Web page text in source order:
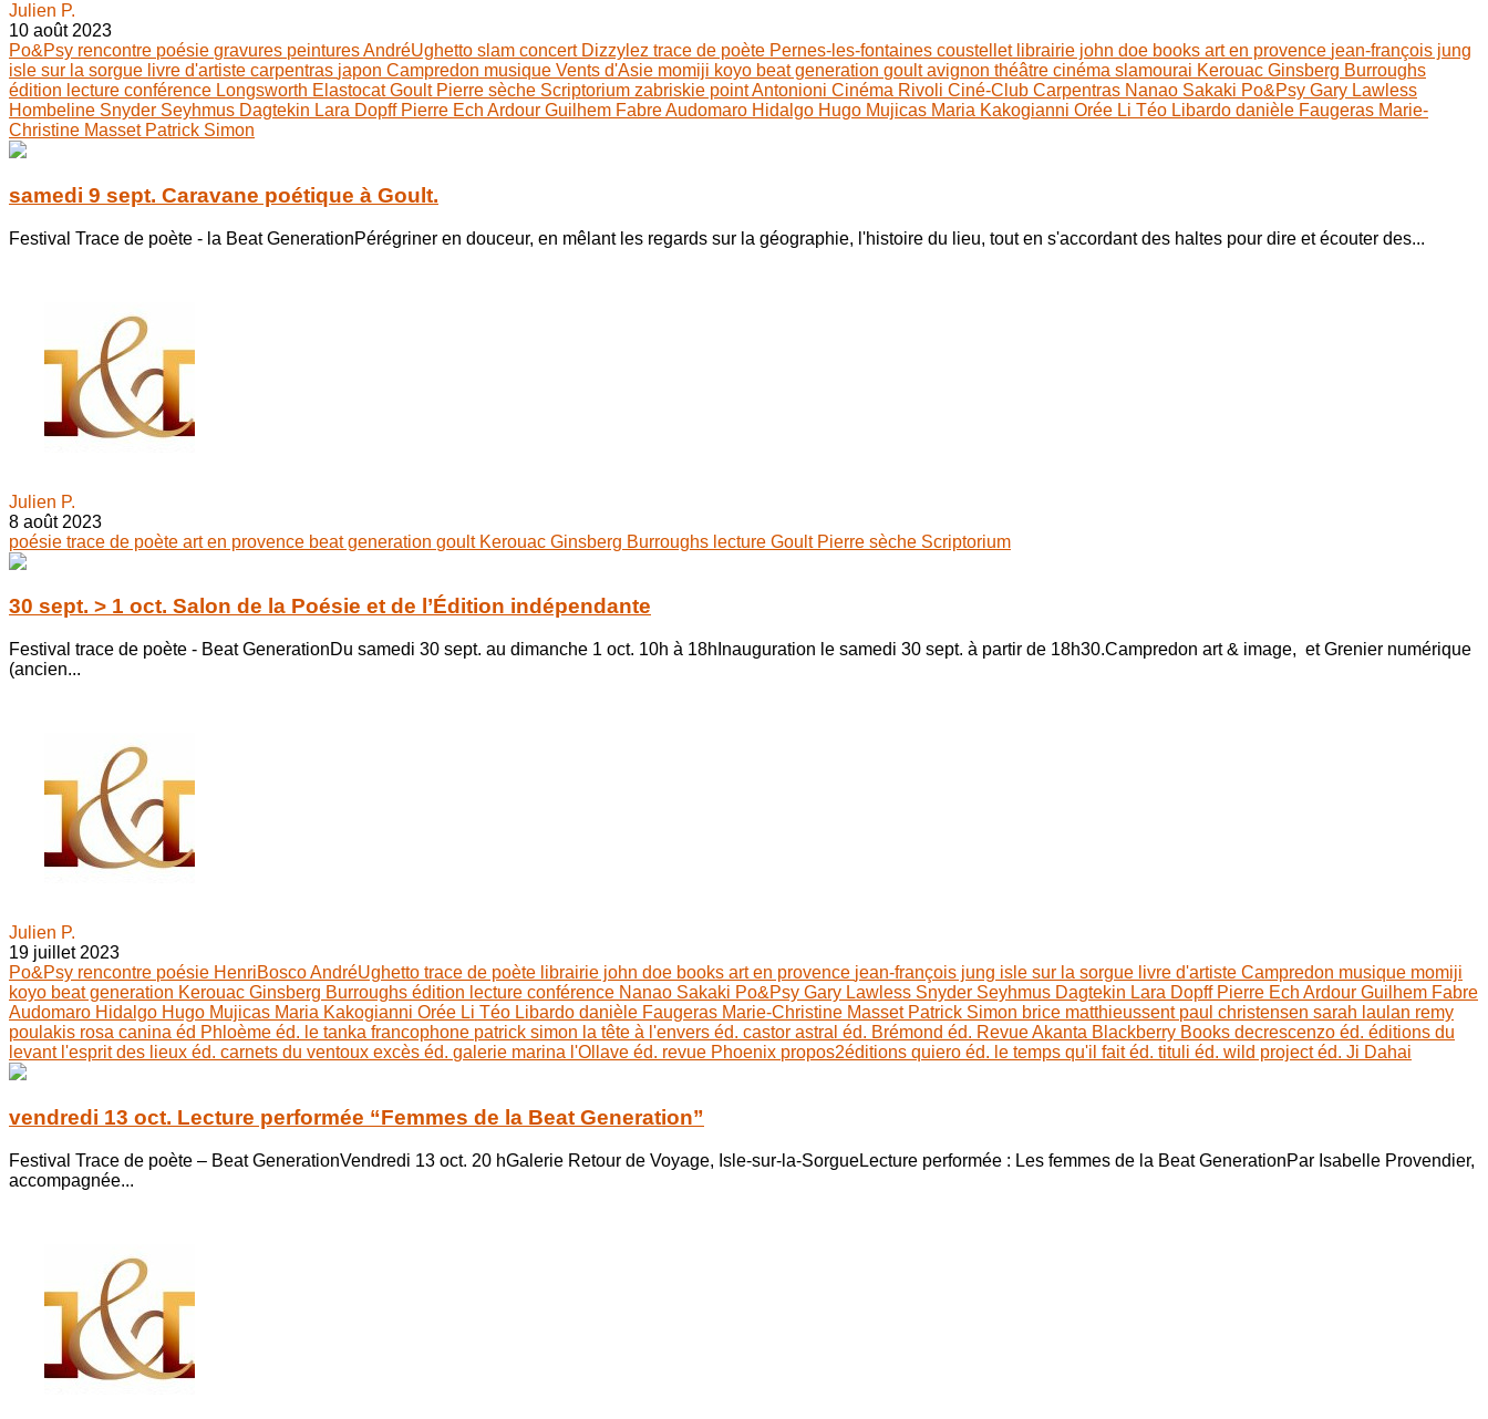
Julien P.
10 août 2023
Po&Psy rencontre poésie gravures peinturesAndréUghetto slam concert Dizzylez trace de poète Pernes-les-fontaines coustellet librairie john doe books art en provence jean-françois jung
isle sur la sorgue livre d'artiste carpentras japon Campredon musique Vents d'Asie momiji koyo beat generation goultavignon théâtre cinéma slamourai Kerouac Ginsberg Burroughs
édition lecture conférence Longsworth ElastocatGoult Pierre sèche Scriptorium zabriskie pointAntonioni Cinéma Rivoli Ciné-Club Carpentras Nanao Sakaki Po&Psy Gary Lawless
Hombeline Snyder Seyhmus Dagtekin Lara Dopff Pierre Ech Ardour Guilhem FabreAudomaro Hidalgo Hugo Mujicas Maria Kakogianni Orée Li Téo Libardo danièle Faugeras Marie-
Christine Masset Patrick Simon
samedi 9 sept. Caravane poétique à Goult.
Festival Trace de poète - la Beat GenerationPérégriner en douceur, en mêlant les regards sur la géographie, l'histoire du lieu, tout en s'accordant des haltes pour dire et écouter des...
Julien P.
8 août 2023
poésie trace de poète art en provence beat generation goult Kerouac Ginsberg Burroughs lecture Goult Pierre sèche Scriptorium
30 sept. > 1 oct. Salon de la Poésie et de l’Édition indépendante
Festival trace de poète - Beat GenerationDu samedi 30 sept. au dimanche 1 oct. 10h à 18hInauguration le samedi 30 sept. à partir de 18h30.Campredon art & image, et Grenier numérique
(ancien...
Julien P.
19 juillet 2023
Po&Psy rencontre poésie HenriBoscoAndréUghetto trace de poète librairie john doe books art en provence jean-françois jung isle sur la sorgue livre d'artiste Campredon musique momiji
koyo beat generation Kerouac Ginsberg Burroughs édition lecture conférence Nanao Sakaki Po&Psy Gary Lawless Snyder Seyhmus Dagtekin Lara Dopff Pierre Ech Ardour Guilhem Fabre
Audomaro Hidalgo Hugo Mujicas Maria Kakogianni Orée Li Téo Libardo danièle Faugeras Marie-Christine Masset Patrick Simon brice matthieussent paul christensen sarah laulan remy
poulakis rosa canina éd Phloème éd. le tanka francophone patrick simon la tête à l'envers éd. castor astral éd. Brémond éd. Revue Akanta Blackberry Books decrescenzo éd. éditions du
levant l'esprit des lieux éd. carnets du ventoux excès éd. galerie marina l'Ollave éd. revue Phoenix propos2éditions quiero éd. le temps qu'il fait éd. tituli éd. wild project éd. Ji Dahai
vendredi 13 oct. Lecture performée “Femmes de la Beat Generation”
Festival Trace de poète – Beat GenerationVendredi 13 oct. 20 hGalerie Retour de Voyage, Isle-sur-la-SorgueLecture performée : Les femmes de la Beat GenerationPar Isabelle Provendier,
accompagnée...